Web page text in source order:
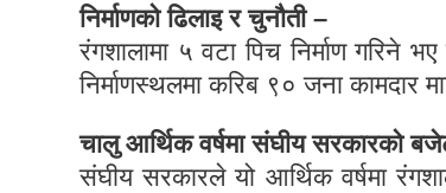
निर्माणको ढिलाइ र चुनौती –
रंगशालामा ५ वटा पिच निर्माण
निर्माणस्थलमा करिब ९० जना कामदार
चालु आर्थिक वर्षमा संघीय सरकारको
संघीय सरकारले यो आर्थिक वर्षमा